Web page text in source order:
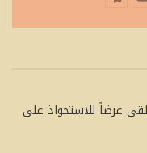
عرضاً للاستحواذ على